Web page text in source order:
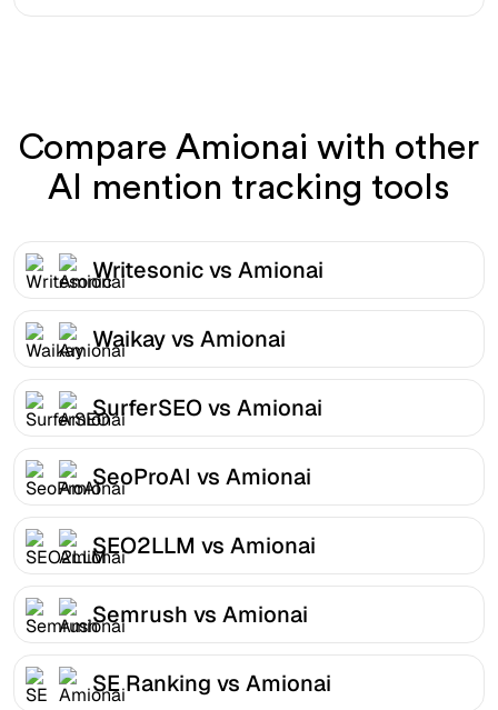
Compare Amionai with other
AI mention tracking tools
Writesonic vs Amionai
Waikay vs Amionai
SurferSEO vs Amionai
SeoProAI vs Amionai
SEO2LLM vs Amionai
Semrush vs Amionai
SE Ranking vs Amionai